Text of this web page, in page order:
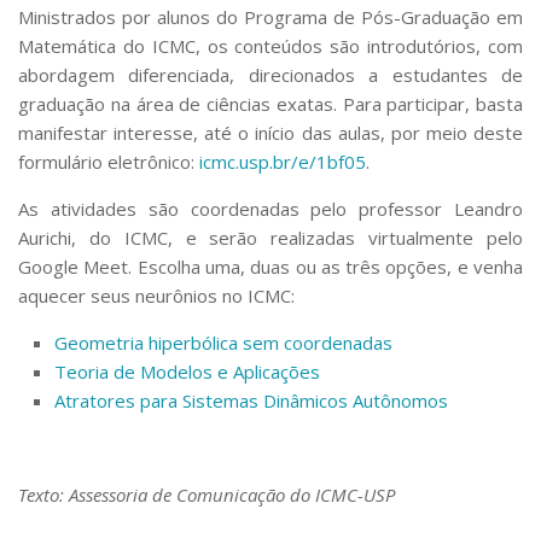
Comunicação
Assessorias e Mídias
Aplicativos e Sites
Jornal da USP
Agenda de Eventos
Defesa de Teses
Ministrados por alunos do Programa de Pós-Graduação em
Matemática do ICMC, os conteúdos são introdutórios, com
abordagem diferenciada, direcionados a estudantes de
graduação na área de ciências exatas. Para participar, basta
manifestar interesse, até o início das aulas, por meio deste
formulário eletrônico: icmc.usp.br/e/1bf05.
As atividades são coordenadas pelo professor Leandro
Aurichi, do ICMC, e serão realizadas virtualmente pelo
Google Meet. Escolha uma, duas ou as três opções, e venha
aquecer seus neurônios no ICMC:
Geometria hiperbólica sem coordenadas
Teoria de Modelos e Aplicações
Atratores para Sistemas Dinâmicos Autônomos
Texto: Assessoria de Comunicação do ICMC-USP